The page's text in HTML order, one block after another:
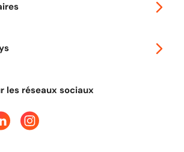
les réseaux sociaux